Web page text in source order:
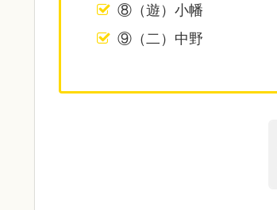
⑧（遊）小幡
⑨（二）中野